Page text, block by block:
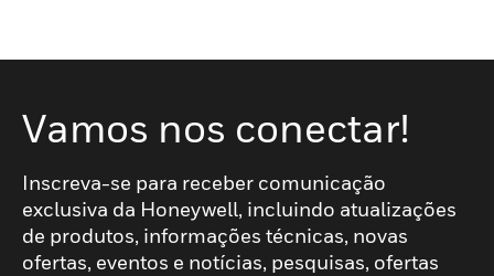
Vamos nos conectar!
Inscreva-se para receber comunicação
exclusiva da Honeywell, incluindo atualizações
de produtos, informações técnicas, novas
ofertas, eventos e notícias, pesquisas, ofertas